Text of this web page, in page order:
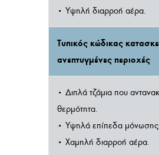
• Υψηλή διαρροή αέρα.
Τυπικός κώδικας
ανεπτυγμένες περιοχές
• Διπλά τζάμια που
θερμότητα.
• Υψηλά επίπεδα
• Χαμηλή διαρροή αέρα.